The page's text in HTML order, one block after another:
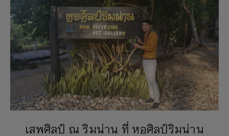
เสพศิลป์ ณ ริมน่าน ที่ หอศิลป์ริมน่าน